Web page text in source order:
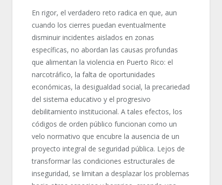
En rigor, el verdadero reto radica en que, aun
cuando los cierres puedan eventualmente
disminuir incidentes aislados en zonas
específicas, no abordan las causas profundas
que alimentan la violencia en Puerto Rico: el
narcotráfico, la falta de oportunidades
económicas, la desigualdad social, la precariedad
del sistema educativo y el progresivo
debilitamiento institucional. A tales efectos, los
códigos de orden público funcionan como un
velo normativo que encubre la ausencia de un
proyecto integral de seguridad pública. Lejos de
transformar las condiciones estructurales de
inseguridad, se limitan a desplazar los problemas